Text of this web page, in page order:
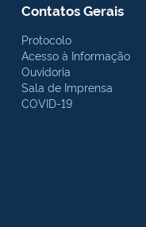
Contatos Gerais
Protocolo
Acesso à Informação
Ouvidoria
Sala de Imprensa
COVID-19